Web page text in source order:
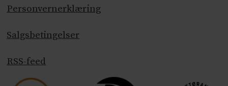
Personvernerklæring
Salgsbetingelser
RSS-feed